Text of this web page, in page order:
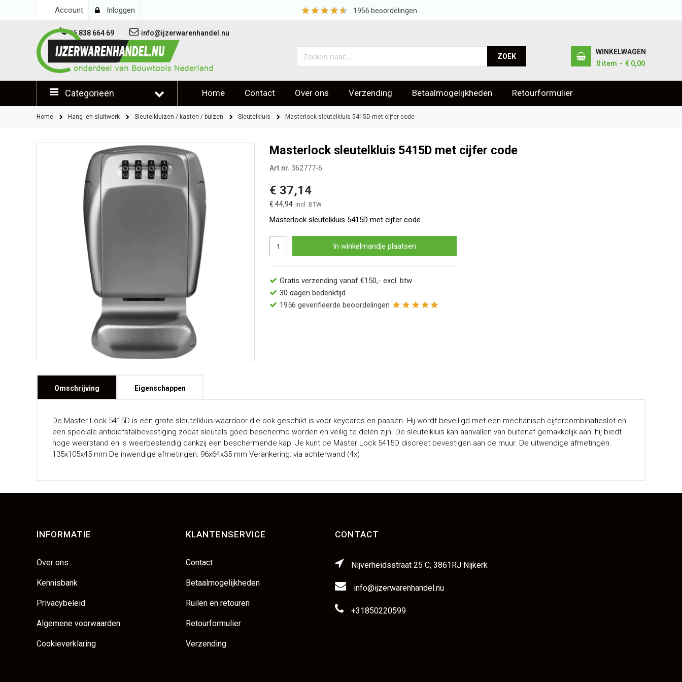
Account Inloggen 1956 beoordelingen
06 838 664 69 info@ijzerwarenhandel.nu
ZOEK
WINKELWAGEN
0 item € 0,00
Categorieën Home Contact Over ons Verzending Betaalmogelijkheden Retourformulier
Klantbeoordelingen
Home Hang- en sluitwerk Sleutelkluizen / kasten / buizen Sleutelkluis Masterlock sleutelkluis 5415D met cijfer code
Masterlock sleutelkluis 5415D met cijfer code
Art.nr. 362777-6
€ 44,94
€ 37,14
Masterlock sleutelkluis 5415D met cijfer code
In winkelmandje plaatsen
Gratis verzending vanaf €150,- excl. btw
30 dagen bedenktijd
1956 geverifieerde beoordelingen
Omschrijving
De Master Lock 5415D is een grote sleutelkluis waardoor die ook geschikt is voor keycards en passen. Hij wordt beveiligd met een mechanisch cijfercombinatieslot en
een speciale antidiefstalbevestiging zodat sleutels goed beschermd worden en veilig te delen zijn. De sleutelkluis kan aanvallen van buitenaf gemakkelijk aan: hij biedt
hoge weerstand en is weerbestendig dankzij een beschermende kap. Je kunt de Master Lock 5415D discreet bevestigen aan de muur. De uitwendige afmetingen:
135x105x45 mm De inwendige afmetingen: 96x64x35 mm Verankering: via achterwand (4x)
Eigenschappen
INFORMATIE
Over ons
Kennisbank
Privacybeleid
Algemene voorwaarden
Cookieverklaring
KLANTENSERVICE
Contact
Betaalmogelijkheden
Ruilen en retouren
Retourformulier
Verzending
CONTACT
Nijverheidsstraat 25 C, 3861RJ Nijkerk
info@ijzerwarenhandel.nu
+31850220599